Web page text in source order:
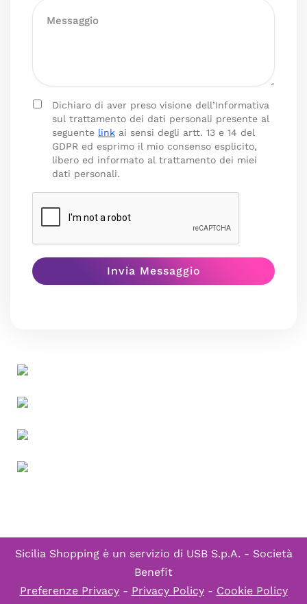
Dichiaro di aver preso visione dell’Informativa
sul trattamento dei dati personali presente al
seguente link ai sensi degli artt. 13 e 14 del
GDPR ed esprimo il mio consenso esplicito,
libero ed informato al trattamento dei miei
dati personali.
Sicilia Shopping è un servizio di USB S.p.A. - Società
Benefit
Preferenze Privacy- Privacy Policy- Cookie Policy